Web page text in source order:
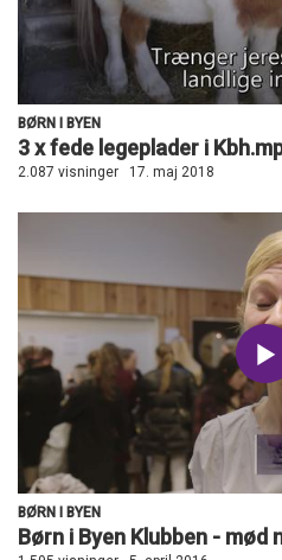
BØRN I BYEN
3 x fede legeplader i
2.087 visninger 17. maj 2018
BØRN I BYEN
Børn i Byen Klubben - mød